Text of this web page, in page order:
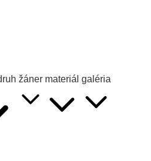
žáner materiál galéria